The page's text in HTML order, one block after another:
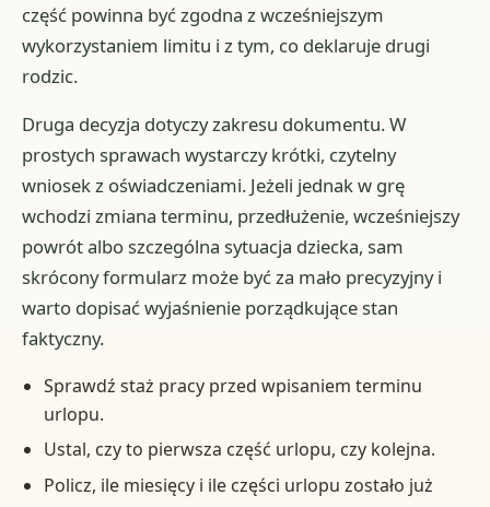
część powinna być zgodna z wcześniejszym
wykorzystaniem limitu i z tym, co deklaruje drugi
rodzic.
Druga decyzja dotyczy zakresu dokumentu. W
prostych sprawach wystarczy krótki, czytelny
wniosek z oświadczeniami. Jeżeli jednak w grę
wchodzi zmiana terminu, przedłużenie, wcześniejszy
powrót albo szczególna sytuacja dziecka, sam
skrócony formularz może być za mało precyzyjny i
warto dopisać wyjaśnienie porządkujące stan
faktyczny.
Sprawdź staż pracy przed wpisaniem terminu
urlopu.
Ustal, czy to pierwsza część urlopu, czy kolejna.
Policz, ile miesięcy i ile części urlopu zostało już